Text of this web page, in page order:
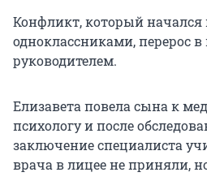
Конфликт, который начался
одноклассниками, перерос
руководителем.
Елизавета повела сына к
психологу и после
заключение специалиста
врача в лицее не приняли,